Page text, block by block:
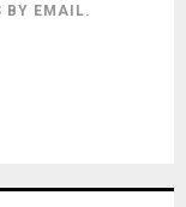
BY EMAIL.